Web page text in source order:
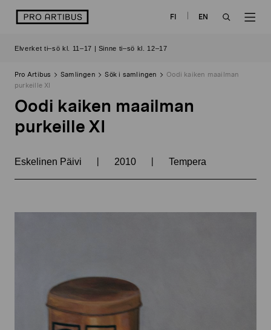
logo FI
EN
Elverket ti–sö kl. 11–17 | Sinne ti–sö kl. 12–17
Pro Artibus Samlingen Sök i samlingen
Oodi kaiken maailman
purkeille XI
Oodi kaiken maailman
purkeille XI
Eskelinen Päivi | 2010 | Tempera